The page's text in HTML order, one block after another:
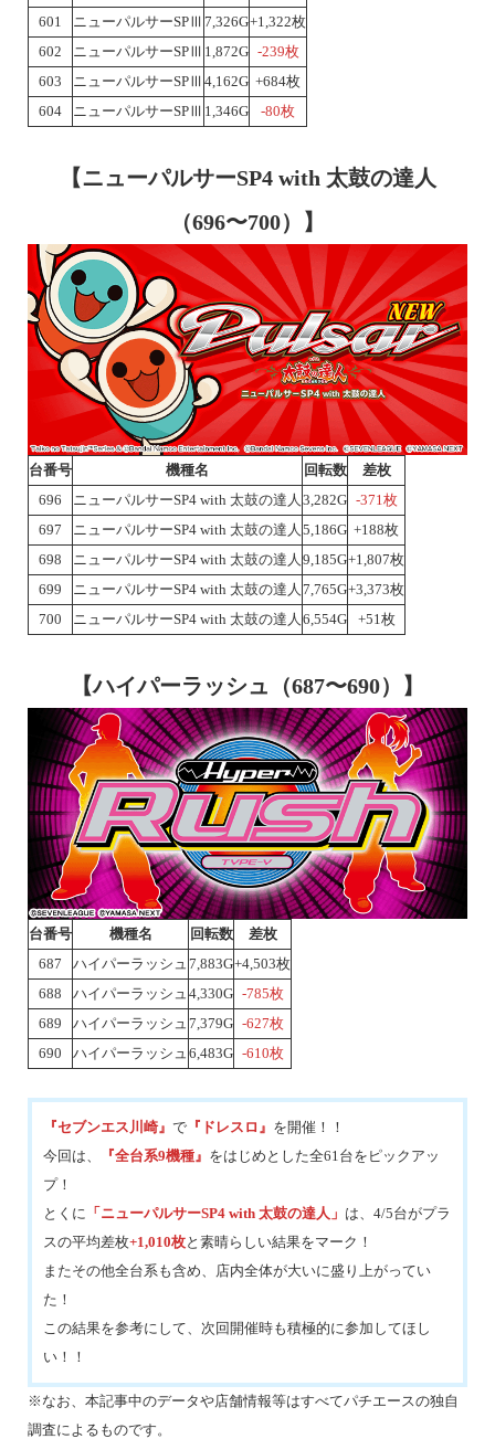
601
ニューパルサーSPⅢ 7,326G+1,322枚
602
ニューパルサーSPⅢ 1,872G -239枚
603
ニューパルサーSPⅢ 4,162G +684枚
604
ニューパルサーSPⅢ 1,346G -80枚
【ニューパルサーSP4 with 太鼓の達人
（696〜700）】
台番号 機種名 回転数
差枚
696
ニューパルサーSP4 with 太鼓の達人 3,282G -371枚
697
ニューパルサーSP4 with 太鼓の達人 5,186G +188枚
698
ニューパルサーSP4 with 太鼓の達人 9,185G+1,807枚
699
ニューパルサーSP4 with 太鼓の達人 7,765G+3,373枚
700
ニューパルサーSP4 with 太鼓の達人 6,554G +51枚
【ハイパーラッシュ（687〜690）】
台番号 機種名 回転数
差枚
687
ハイパーラッシュ 7,883G+4,503枚
688
ハイパーラッシュ 4,330G -785枚
689
ハイパーラッシュ 7,379G -627枚
690
ハイパーラッシュ 6,483G -610枚
『セブンエス川崎』 で 『ドレスロ』 を開催！！
今回は、
『全台系9機種』 をはじめとした全61台をピックアッ
プ！
とくに 「ニューパルサーSP4 with 太鼓の達人」 は、4/5台がプラ
スの平均差枚+1,010枚と素晴らしい結果をマーク！
またその他全台系も含め、店内全体が大いに盛り上がってい
た！
この結果を参考にして、次回開催時も積極的に参加してほし
い！！
※なお、本記事中のデータや店舗情報等はすべてパチエースの独自
調査によるものです。